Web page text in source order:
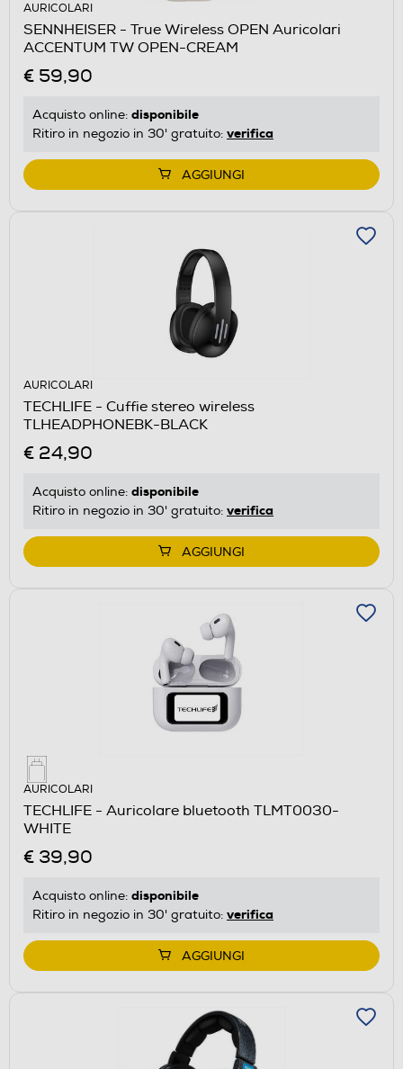
AURICOLARI
SENNHEISER - True Wireless OPEN Auricolari
ACCENTUM TW OPEN-CREAM
€ 59,90
Acquisto online: disponibile
Ritiro in negozio in 30' gratuito: verifica
AGGIUNGI
AURICOLARI
TECHLIFE - Cuffie stereo wireless
TLHEADPHONEBK-BLACK
€ 24,90
Acquisto online: disponibile
Ritiro in negozio in 30' gratuito: verifica
AGGIUNGI
AURICOLARI
TECHLIFE - Auricolare bluetooth TLMT0030-
WHITE
€ 39,90
Acquisto online: disponibile
Ritiro in negozio in 30' gratuito: verifica
AGGIUNGI